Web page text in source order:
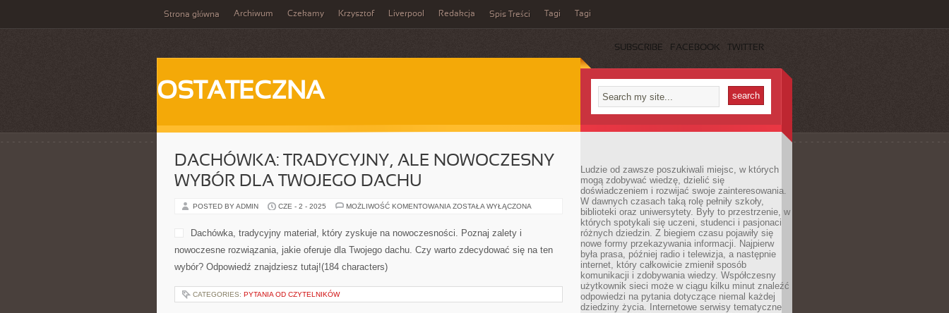
Strona główna Archiwum Czekamy Krzysztof Liverpool Redakcja Spis Treści Tagi Tagi
SUBSCRIBE FACEBOOK TWITTER
OSTATECZNA
DACHÓWKA: TRADYCYJNY, ALE NOWOCZESNY
WYBÓR DLA TWOJEGO DACHU
POSTED BY ADMIN CZE - 2 - 2025 MOŻLIWOŚĆ KOMENTOWANIA DACHÓWKA:
NOWOCZESNY
WYBÓR
TWOJEGO
ZOSTAŁA WYŁĄCZONA
Dachówka, tradycyjny materiał, który zyskuje na nowoczesności. Poznaj zalety i
nowoczesne rozwiązania, jakie oferuje dla Twojego dachu. Czy warto zdecydować się na ten
wybór? Odpowiedź znajdziesz tutaj!(184 characters)
CATEGORIES: PYTANIA OD CZYTELNIKÓW
Ludzie od zawsze poszukiwali miejsc, w których
mogą zdobywać wiedzę, dzielić się
doświadczeniem i rozwijać swoje zainteresowania.
W dawnych czasach taką rolę pełniły szkoły,
biblioteki oraz uniwersytety. Były to przestrzenie, w
których spotykali się uczeni, studenci i pasjonaci
różnych dziedzin. Z biegiem czasu pojawiły się
nowe formy przekazywania informacji. Najpierw
była prasa, później radio i telewizja, a następnie
internet, który całkowicie zmienił sposób
komunikacji i zdobywania wiedzy. Współczesny
użytkownik sieci może w ciągu kilku minut znaleźć
odpowiedzi na pytania dotyczące niemal każdej
dziedziny życia. Internetowe serwisy tematyczne